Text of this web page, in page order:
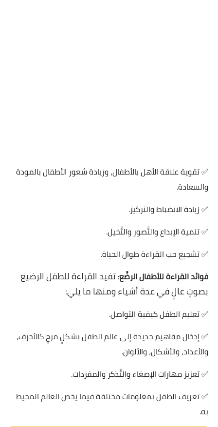
✅ تقوية علاقة الأهل بالأطفال، وزيادة شعور الأطفال بالمودة
والسعادة.
✅ زيادة الانضباط والتركيز.
✅ تنمية الإبداع والتَّصور والتَّخيل.
✅ تشجيع حب القراءة طوال الحياة.
فوائد القراءة للأطفال الرضَّع:تفيد القراءة للطفل الرضيع
بصوتٍ عالٍ في عدة أشياء ومنها ما يلي:
✅ تعليم الطفل كيفية التواصل.
✅ إدخال مفاهيم جديدة إلى عالم الطفل بشكلٍ مرحٍ كالأحرف،
والأعداد، والأشكال، والألوان.
✅ تعزيز مهارات الإصغاء والتَّذكر والمفردات.
✅ تعريف الطفل بمعلومات مختلفة فيما يخص العالم المحيط
به.